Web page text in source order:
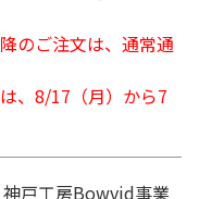
のご注文は、通常通
、8/17（月）から7
神戸工房Bowvid事業